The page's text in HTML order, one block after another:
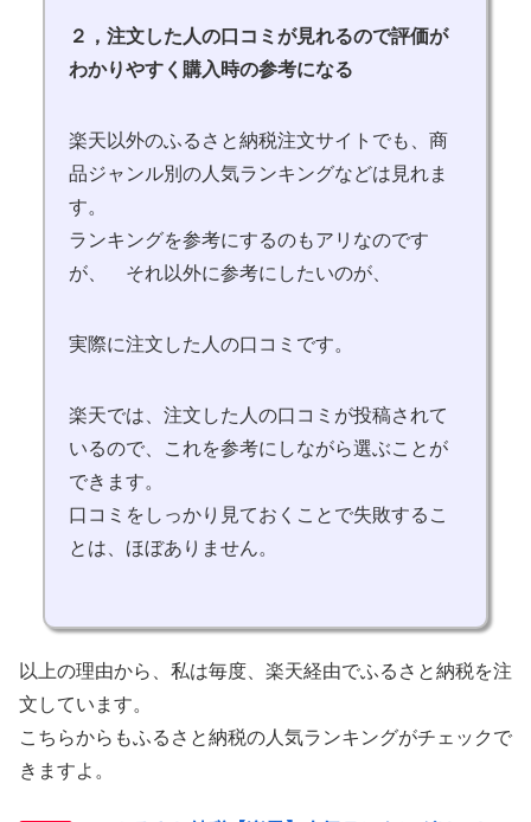
２，注文した人の口コミが見れるので評価が
わかりやすく購入時の参考になる
楽天以外のふるさと納税注文サイトでも、商
品ジャンル別の人気ランキングなどは見れま
す。
ランキングを参考にするのもアリなのです
が、 それ以外に参考にしたいのが、
実際に注文した人の口コミです。
楽天では、注文した人の口コミが投稿されて
いるので、これを参考にしながら選ぶことが
できます。
口コミをしっかり見ておくことで失敗するこ
とは、ほぼありません。
以上の理由から、私は毎度、楽天経由でふるさと納税を注
文しています。
こちらからもふるさと納税の人気ランキングがチェックで
きますよ。